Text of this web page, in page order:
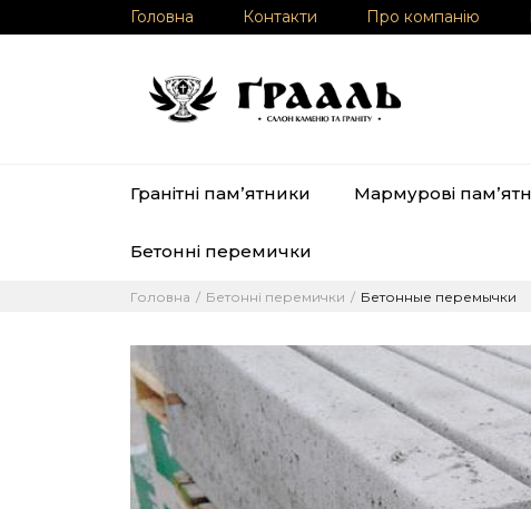
Головна Контакти Про компанію
Гранітні памʼятники Мармурові
Бетонні перемички
Головна Бетонні перемички Бетонные перемычки